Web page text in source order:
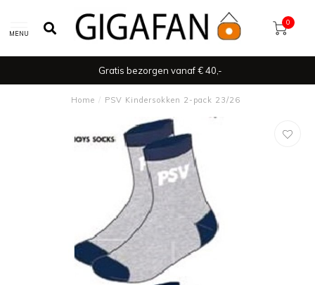
MENU
0
Gratis bezorgen vanaf € 40,-
Home / PSV Kindersokken 2-pack 23/26